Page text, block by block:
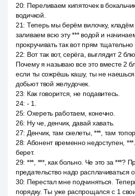
20: Переливаем кипяточек в
водичкой.
21: Теперь мы берём вилочку, кладём
заливаем всю эту *** водой и
прокручивать так вот прям тщательно
22: Вот так вот, серёга, выглядит 2
Почему я называю все это вместе 2
если ты сожрёшь кашу, ты не
добьют твой желудочек.
23: Как говорится, не подавитесь.
24: - 1.
25: Охереть работаем, конечно.
26: Ну че, денчик, давай хавать.
27: Денчик, там скелеты, ***, там топор.
28: Абонент временно недоступен,
берет.
29: ***, ***, как больно. Че это за ***?
предательство надо расплачиваться
30: Перестал мне подчиняться.
порядку. Ты уже распрощался с 1